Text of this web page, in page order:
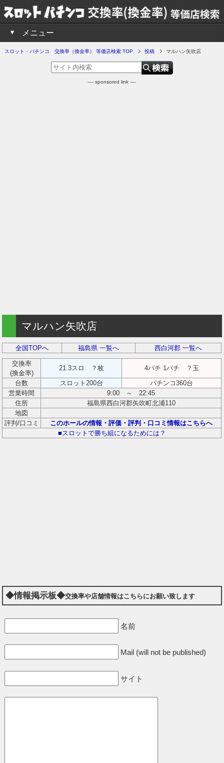
メニュー
スロット・パチンコ 交換率（換金率） 等価店検索 TOP 投稿 マルハン矢吹店
---- sponsored link ----
マルハン矢吹店
全国TOPへ 福島県 一覧へ 西白河郡 一覧へ
交換率
(換金率)
21.3スロ ？枚
4パチ 1パチ ？玉
台数
スロット200台
パチンコ360台
営業時間
9:00 ～ 22:45
住所
福島県西白河郡矢吹町北浦110
地図
評判/口コミ
このホールの情報・評価・評判・口コミ情報はこちらへ
■スロットで勝ち組になるためには？
◆情報掲示板◆交換率や店舗情報はこちらにお願い致します
名前
Mail (will not be published)
サイト